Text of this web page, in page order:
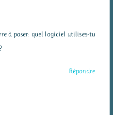
à poser: quel logiciel utilises-tu
Répondre